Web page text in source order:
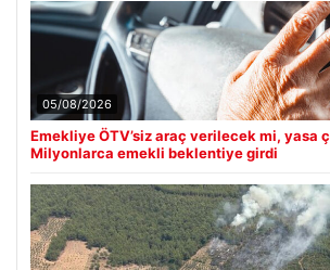
05/08/2026
Emekliye ÖTV’siz araç verilecek mi, yasa
Milyonlarca emekli beklentiye girdi